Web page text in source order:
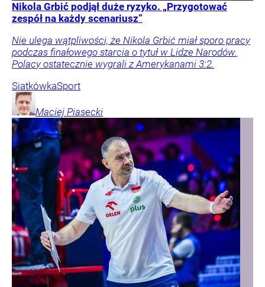
Nikola Grbić podjął duże ryzyko. „Przygotować
zespół na każdy scenariusz”
Nie ulega wątpliwości, że Nikola Grbić miał sporo pracy
podczas finałowego starcia o tytuł w Lidze Narodów.
Polacy ostatecznie wygrali z Amerykanami 3:2.
SiatkówkaSport
Maciej Piasecki